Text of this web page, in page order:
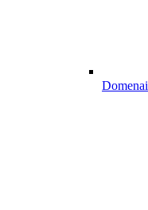
Domenai